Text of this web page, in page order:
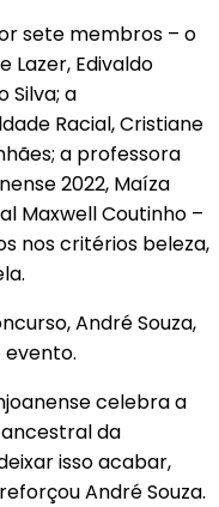
sete membros – o
Lazer, Edivaldo
Silva; a
Racial, Cristiane
a professora
2022, Maíza
Maxwell Coutinho –
nos critérios beleza,
André Souza,
celebra a
da
isso acabar,
André Souza.